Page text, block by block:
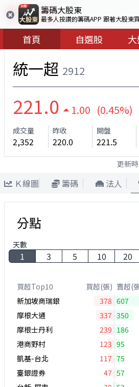
籌碼大股東
最多人按讚的籌碼APP 跟著大股東
首頁 自選股
統一超 2912
221.0 1.00 (0.45%)
成交量
2,352
昨收
220.0
開盤
221.5
更新時
Ｋ線圖 籌碼 法人
分點
天數
1 3 5 10 20
買超Top10 買超(張) 賣超(
新加坡商瑞銀
378 607
摩根大通
337 350
摩根士丹利
239 186
港商野村
123 95
凱基-台北
117 75
臺銀證券
47 57